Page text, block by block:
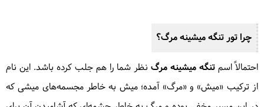
چرا تورتنگه میشینه مرگ؟
احتمالاً اسم تنگه میشینه مرگنظر شما را هم جلب کرده باشد. این نام
از ترکیب «میش» و «مرگ» آمده؛ میش به خاطر مجسمه‌های میشی که